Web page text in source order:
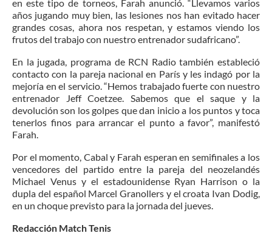
en este tipo de torneos, Farah anunció. “Llevamos varios
años jugando muy bien, las lesiones nos han evitado hacer
grandes cosas, ahora nos respetan, y estamos viendo los
frutos del trabajo con nuestro entrenador sudafricano”.
En la jugada, programa de RCN Radio también estableció
contacto con la pareja nacional en París y les indagó por la
mejoría en el servicio. “Hemos trabajado fuerte con nuestro
entrenador Jeff Coetzee. Sabemos que el saque y la
devolución son los golpes que dan inicio a los puntos y toca
tenerlos finos para arrancar el punto a favor”, manifestó
Farah.
Por el momento, Cabal y Farah esperan en semifinales a los
vencedores del partido entre la pareja del neozelandés
Michael Venus y el estadounidense Ryan Harrison o la
dupla del español Marcel Granollers y el croata Ivan Dodig,
en un choque previsto para la jornada del jueves.
Redacción Match Tenis